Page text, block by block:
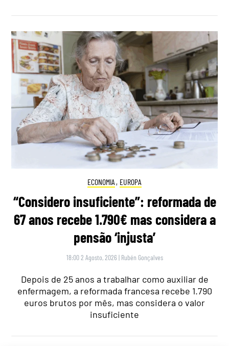
ECONOMIA , EUROPA
“Considero insuficiente”: reformada de
67 anos recebe 1.790€ mas considera a
pensão ‘injusta’
18:00 2 Agosto, 2026 | Rubén Gonçalves
Depois de 25 anos a trabalhar como auxiliar de
enfermagem, a reformada francesa recebe 1.790
euros brutos por mês, mas considera o valor
insuficiente